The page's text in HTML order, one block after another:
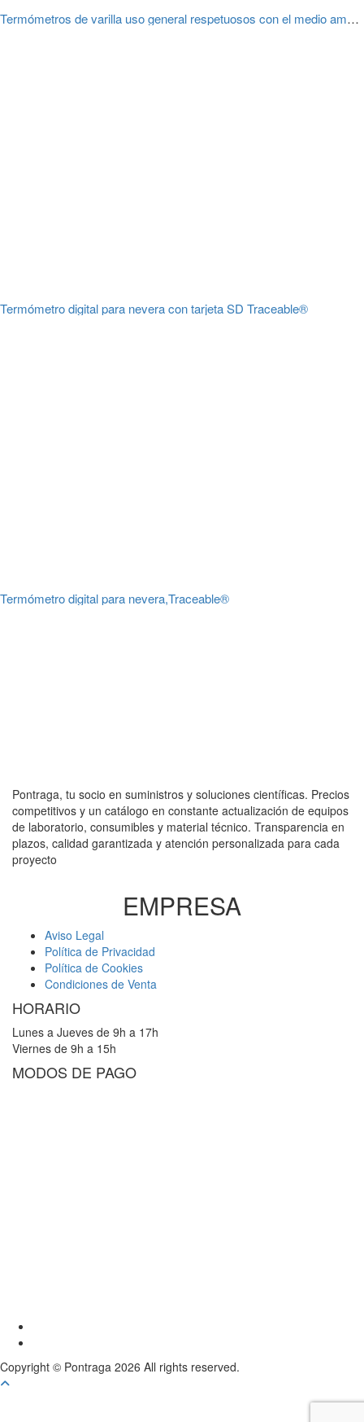
Termómetros de varilla uso general respetuosos con el medio ambiente, Amarell
Termómetro digital para nevera con tarjeta SD Traceable®
Termómetro digital para nevera,Traceable®
Pontraga, tu socio en suministros y soluciones científicas. Precios
competitivos y un catálogo en constante actualización de equipos
de laboratorio, consumibles y material técnico. Transparencia en
plazos, calidad garantizada y atención personalizada para cada
proyecto
EMPRESA
Aviso Legal
Política de Privacidad
Política de Cookies
Condiciones de Venta
HORARIO
Lunes a Jueves de 9h a 17h
Viernes de 9h a 15h
MODOS DE PAGO
Copyright © Pontraga 2026 All rights reserved.